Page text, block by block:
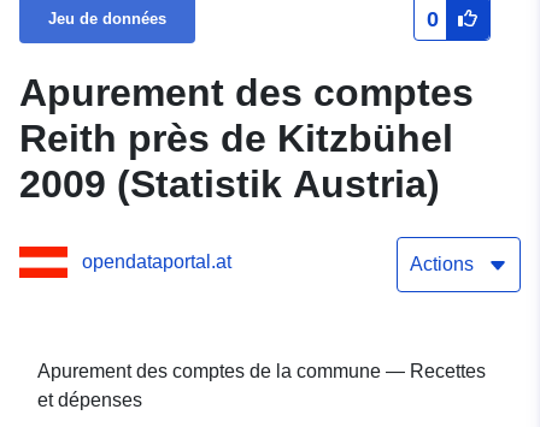
Jeu de données 0
Apurement des comptes
Reith près de Kitzbühel
2009 (Statistik Austria)
opendataportal.at Actions
Apurement des comptes de la commune — Recettes
et dépenses